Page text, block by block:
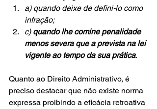
a) quando deixe de defini-lo como
infração;
c) quando lhe comine penalidade
menos severa que a prevista na lei
vigente ao tempo da sua prática.
Quanto ao Direito Administrativo, é
preciso destacar que não existe norma
expressa proibindo a eficácia retroativa